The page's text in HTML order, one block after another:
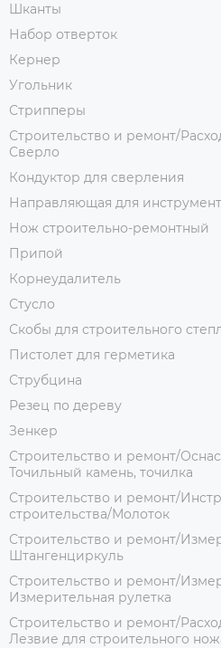
Шканты
Набор отверток
Кернер
Угольник
Стрипперы
Строительство и ремонт/
Сверло
Кондуктор для сверления
Направляющая для
Нож строительно-ремонтный
Припой
Корнеудалитель
Стусло
Скобы для строительного
Пистолет для герметика
Струбцина
Резец по дереву
Зенкер
Строительство и ремонт/
Точильный камень, точилка
Строительство и ремонт/
строительства/Молоток
Строительство и ремонт/
Штангенциркуль
Строительство и ремонт/
Измерительная рулетка
Строительство и ремонт/
Лезвие для строительного